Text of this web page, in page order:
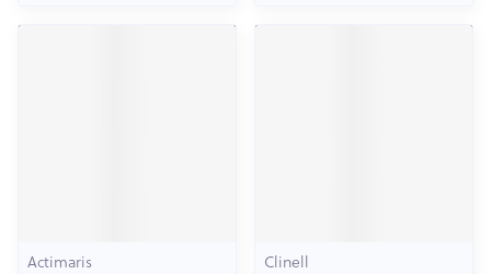
Actimaris Clinell